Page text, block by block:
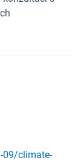
09/climate-